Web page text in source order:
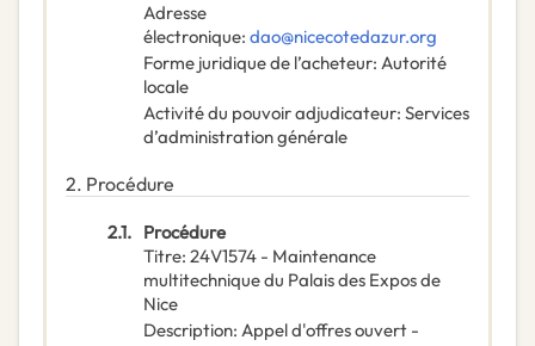
Adresse
électronique: dao@nicecotedazur.org
Forme juridique de l’acheteur: Autorité
locale
Activité du pouvoir adjudicateur: Services
d’administration générale
2. Procédure
2.1. Procédure
Titre: 24V1574 - Maintenance
multitechnique du Palais des Expos de
Nice
Description: Appel d'offres ouvert -